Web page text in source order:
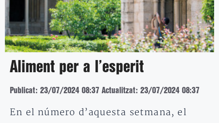
Aliment per a l’esperit
Publicat: 23/07/2024 08:37 Actualitzat: 23/07/2024 08:37
En el número d’aquesta setmana, el